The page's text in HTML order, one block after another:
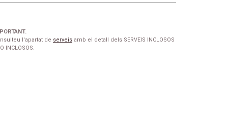
l'apartat de serveis amb el detall dels SERVEIS INCLOSOS
INCLOSOS.